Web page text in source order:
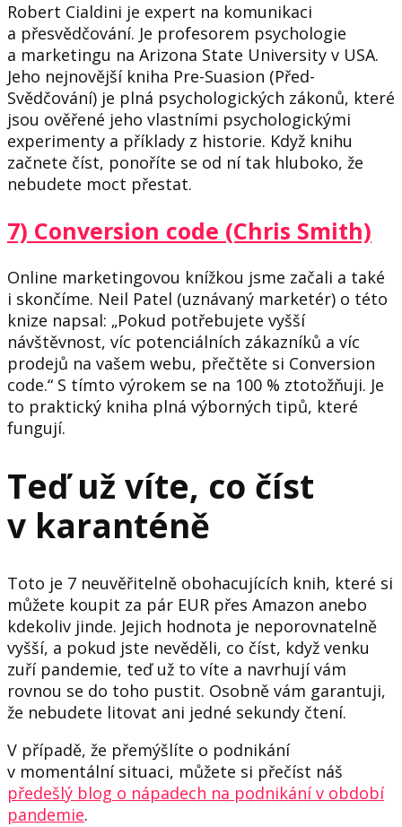
Robert Cialdini je expert na komunikaci
a přesvědčování. Je profesorem psychologie
a marketingu na Arizona State University v USA.
Jeho nejnovější kniha Pre-Suasion (Před-
Svědčování) je plná psychologických zákonů, které
jsou ověřené jeho vlastními psychologickými
experimenty a příklady z historie. Když knihu
začnete číst, ponoříte se od ní tak hluboko, že
nebudete moct přestat.
7) Conversion code (Chris Smith)
Online marketingovou knížkou jsme začali a také
i skončíme. Neil Patel (uznávaný marketér) o této
knize napsal: „Pokud potřebujete vyšší
návštěvnost, víc potenciálních zákazníků a víc
prodejů na vašem webu, přečtěte si Conversion
code.“ S tímto výrokem se na 100 % ztotožňuji. Je
to praktický kniha plná výborných tipů, které
fungují.
Teď už víte, co číst
v karanténě
Toto je 7 neuvěřitelně obohacujících knih, které si
můžete koupit za pár EUR přes Amazon anebo
kdekoliv jinde. Jejich hodnota je neporovnatelně
vyšší, a pokud jste nevěděli, co číst, když venku
zuří pandemie, teď už to víte a navrhují vám
rovnou se do toho pustit. Osobně vám garantuji,
že nebudete litovat ani jedné sekundy čtení.
V případě, že přemýšlíte o podnikání
v momentální situaci, můžete si přečíst náš
předešlý blog o nápadech na podnikání v období
pandemie.